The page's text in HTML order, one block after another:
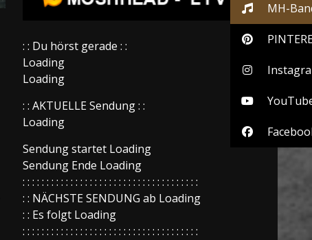
: : Du hörst gerade : :
Loading
Loading
: : AKTUELLE Sendung : :
Loading
Sendung startet Loading
Sendung Ende Loading
: : : : : : : : : : : : : : : : : : : : : : : : : : : : : : : : : : : : :
: : NÄCHSTE SENDUNG ab Loading
: : Es folgt Loading
: : : : : : : : : : : : : : : : : : : : : : : : : : : : : : : : : : : : :
MH-